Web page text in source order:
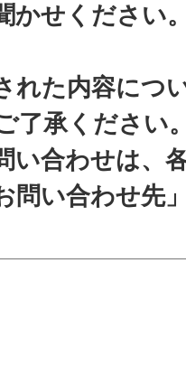
かせください
れた内容につ
了承ください
い合わせは、
問い合わせ先